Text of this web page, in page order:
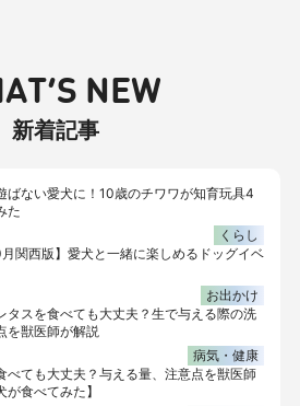
NEW
新着記事
ばない愛犬に！10歳のチワワが知育玩具4
た
くらし
月関西版】愛犬と一緒に楽しめるドッグイベ
お出かけ
タスを食べても大丈夫？生で与える際の洗
を獣医師が解説
病気・健康
べても大丈夫？与える量、注意点を獣医師
食べてみた】